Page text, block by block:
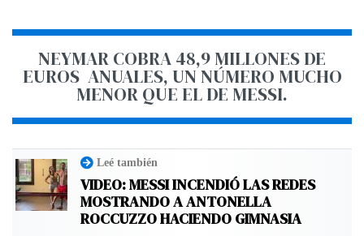
NEYMAR COBRA 48,9 MILLONES DE
EUROS ANUALES, UN NÚMERO MUCHO
MENOR QUE EL DE MESSI.
Leé también
VIDEO: MESSI INCENDIÓ LAS REDES
MOSTRANDO A ANTONELLA
ROCCUZZO HACIENDO GIMNASIA